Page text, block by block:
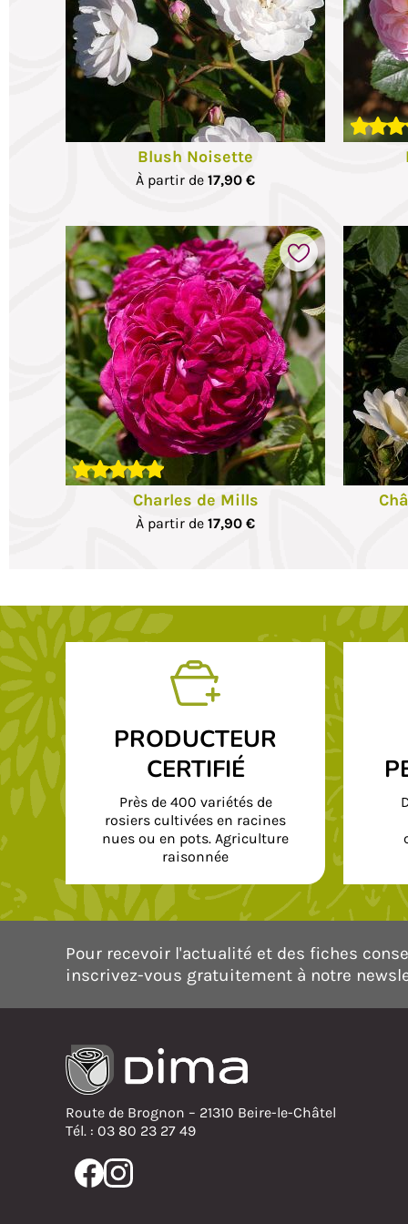
Blush Noisette
À partir de 17,90 €
Charles de Mills
À partir de 17,90 €
Ajouter à mes favoris
2
PRODUCTEUR
CERTIFIÉ
Près de 400 variétés de
rosiers cultivées en racines
nues ou en pots. Agriculture
raisonnée
Pour recevoir l'actualité et des fiches
inscrivez-vous gratuitement à notre
Route de Brognon – 21310 Beire-le-Châtel
Tél. : 03 80 23 27 49